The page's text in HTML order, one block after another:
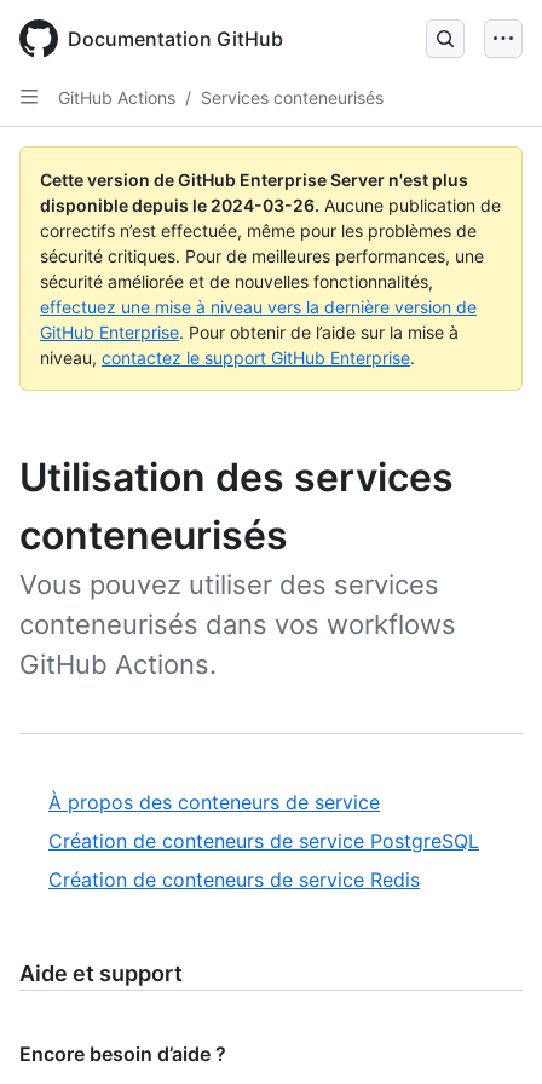
main
content
Documentation GitHub
GitHub Actions / Services conteneurisés
Cette version de GitHub Enterprise Server n'est plus
disponible depuis le 2024-03-26. Aucune publication de
correctifs n’est effectuée, même pour les problèmes de
sécurité critiques. Pour de meilleures performances, une
sécurité améliorée et de nouvelles fonctionnalités,
effectuez une mise à niveau vers la dernière version de
GitHub Enterprise. Pour obtenir de l’aide sur la mise à
niveau, contactez le support GitHub Enterprise.
Utilisation des services
conteneurisés
Vous pouvez utiliser des services
conteneurisés dans vos workflows
GitHub Actions.
À propos des conteneurs de service
Création de conteneurs de service PostgreSQL
Création de conteneurs de service Redis
Aide et support
Encore besoin d’aide ?